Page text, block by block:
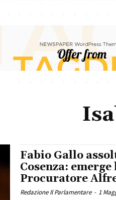
Fabio Gallo
Cosenza:
Procuratore
Redazione Il Parlamentare - 1